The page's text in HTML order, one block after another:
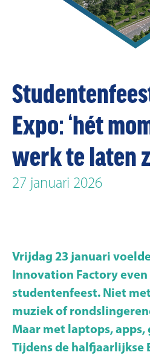
Expo: ‘hét
werk te laten
27 januari 2026
Vrijdag 23 januari
Innovation Factory
studentenfeest. Niet
muziek of
Maar met laptops,
Tijdens de halfjaarlijkse